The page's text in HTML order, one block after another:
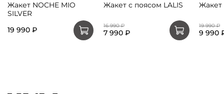
Жакет NOCHE MIO
SILVER
19 990 ₽
Жакет с поясом LALIS
16 990 ₽
7 990 ₽
Жакет
19 990 ₽
9 990